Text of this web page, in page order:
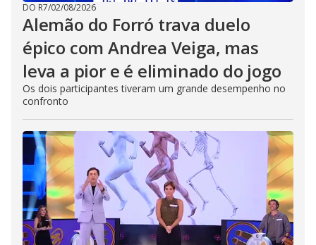
DO R7/02/08/2026
Alemão do Forró trava duelo
épico com Andrea Veiga, mas
leva a pior e é eliminado do jogo
Os dois participantes tiveram um grande desempenho no
confronto